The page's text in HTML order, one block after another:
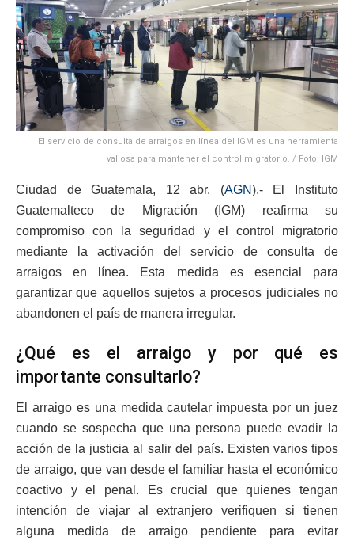
El servicio de consulta de arraigos en línea del IGM es una herramienta
valiosa para mantener el control migratorio. / Foto: IGM
Ciudad de Guatemala, 12 abr. (AGN).- El Instituto
Guatemalteco de Migración (IGM) reafirma su
compromiso con la seguridad y el control migratorio
mediante la activación del servicio de consulta de
arraigos en línea. Esta medida es esencial para
garantizar que aquellos sujetos a procesos judiciales no
abandonen el país de manera irregular.
¿Qué es el arraigo y por qué es
importante consultarlo?
El arraigo es una medida cautelar impuesta por un juez
cuando se sospecha que una persona puede evadir la
acción de la justicia al salir del país. Existen varios tipos
de arraigo, que van desde el familiar hasta el económico
coactivo y el penal. Es crucial que quienes tengan
intención de viajar al extranjero verifiquen si tienen
alguna medida de arraigo pendiente para evitar